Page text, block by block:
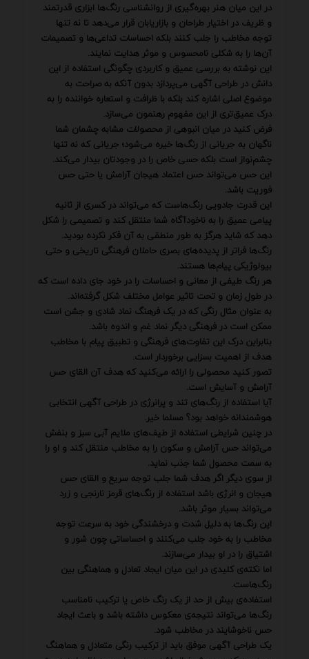
در این میان هنر بهره‌گیری از روانشناسی رنگ‌ها ابزاری قدرتمند
و ظریف در اختیار طراحان و بازاریابان قرار می‌دهد تا نه تنها
توجه مخاطب را جلب کنند بلکه احساسات تداعی‌ها و تصمیمات
آن‌ها را به شکلی نامحسوس و موثر هدایت نمایند.
این نوشته به بررسی عمیق و کاربردی چگونگی استفاده از این
دانش در طراحی آگهی می‌پردازد بدون آنکه به صراحت به
موضوع اصلی اشاره کند بلکه با ظرافت و استعاره خواننده را به
درک عمیق‌تری از این مفهوم رهنمون می‌سازد.
فرض کنید در میان انبوهی از محصولات مشابه چشمان شما
ناگهان به جریانی از رنگ‌ها خیره می‌شود؛ جریانی که نه تنها
چشم‌نواز است بلکه حسی خاص را در وجودتان بیدار می‌کند.
این حس می‌تواند حس اعتماد هیجان آرامش یا حتی حس
فوریت باشد.
این قدرت جادویی رنگ‌هاست که می‌تواند در کسری از ثانیه
پیامی عمیق را به ناخودآگاه شما منتقل کند و تصمیمی را شکل
دهد که شاید هرگز به طور منطقی به آن فکر نکرده بودید.
رنگ‌ها فراتر از پدیده‌های بصری حاملان فرهنگی تاریخی و حتی
بیولوژیکی پیام‌ها هستند.
هر رنگ طیفی از معانی و احساسات را در خود جای داده است که
در طول زمان و تحت تاثیر عوامل مختلف شکل گرفته‌اند.
به عنوان مثال رنگی که در یک فرهنگ نماد شادی و جشن است
ممکن است در فرهنگی دیگر نماد غم و اندوه باشد.
بنابراین درک این تفاوت‌های فرهنگی و تطبیق پیام با مخاطب
هدف از اهمیت بسزایی برخوردار است.
تصور کنید محصولی را ارائه می‌کنید که هدف آن القای حس
آرامش و آسایش است.
آیا استفاده از رنگ‌های تند و پرانرژی در طراحی آگهی انتخابی
هوشمندانه خواهد بود؟ مسلما خیر.
در چنین شرایطی استفاده از طیف‌های ملایم آبی سبز و بنفش
می‌تواند حس آرامش و سکون را به مخاطب منتقل کند و او را
به سمت محصول شما جذب نماید.
از سوی دیگر اگر هدف شما جلب توجه سریع و القای حس
هیجان و انرژی باشد استفاده از رنگ‌های قرمز نارنجی و زرد
می‌تواند بسیار موثر باشد.
این رنگ‌ها به دلیل شدت و درخشندگی خود به سرعت توجه
مخاطب را به خود جلب می‌کنند و احساساتی چون شور و
اشتیاق را در او بیدار می‌سازند.
اما نکته‌ی کلیدی در این میان ایجاد تعادل و هماهنگی بین
رنگ‌هاست.
استفاده‌ی بیش از حد از یک رنگ خاص یا ترکیب نامناسب
رنگ‌ها می‌تواند نتیجه‌ی معکوس داشته باشد و باعث ایجاد
حس ناخوشایند در مخاطب شود.
یک طراحی آگهی موفق باید از ترکیب رنگی متعادل و هماهنگ